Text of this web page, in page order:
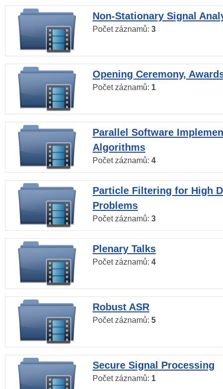
Non-Stationary Signal
Počet záznamů: 3
Opening Ceremony,
Počet záznamů: 1
Parallel Software
Algorithms
Počet záznamů: 4
Particle Filtering for High
Problems
Počet záznamů: 3
Plenary Talks
Počet záznamů: 4
Robust ASR
Počet záznamů: 5
Secure Signal Processing
Počet záznamů: 1